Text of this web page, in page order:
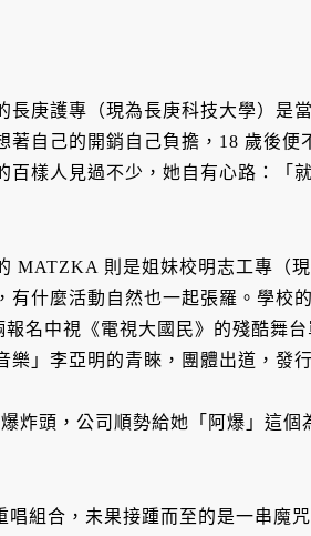
長庚護專（現為長庚科技大學）是
自己的開銷自己負擔，18 歲後便
樣人見過不少，她自有心路：「
MATZKA 則是姐妹校明志工專（
什麼活動自然也一起張羅。學校
名中視《電視大國民》的殘酷舞
」李亞明的青睞，團體出道，發
炸頭，公司順勢給她「阿爆」這個
組合，未果接踵而至的是一串魔